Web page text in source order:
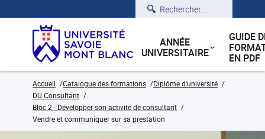
Rechercher
ANNÉE
UNIVERSITAIRE
GUIDE
EN PDF
Accueil Catalogue des formations
Diplôme d'université
DU Consultant
Bloc 2 - Développer son activité de consultant
Vendre et communiquer sur sa prestation